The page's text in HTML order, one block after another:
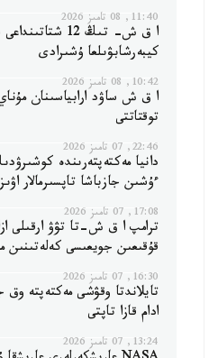
11:40, 08 تامىز 2026
ا ق ش- تىڭ 12
كيبەرشابۋىلعا ۇشىرادى
10:42, 08 تامىز 2026
ا ق ش ساۋد ارابياسىنان
توقتاتتى
22:46, 07 تامىز 2026
دانيا مەكتەپتەرىندە
ءۇشىن جازباشا تاپسىرمالار
17:08, 07 تامىز 2026
ترامپ ا ق ش-تا تۋۋ ارقىلى
قۇقىعىن جويعىسى كەلەتىنىن
16:30, 07 تامىز 2026
تايلاندتا وقۋشى مەكتەپتە
ادام قازا تاپتى
13:24, 07 تامىز 2026